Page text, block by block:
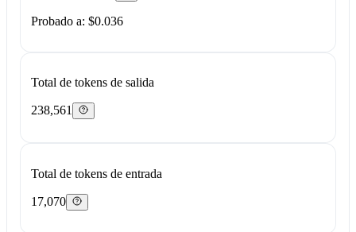
Probado a: $0.036
Total de tokens de salida
238,561
Total de tokens de entrada
17,070